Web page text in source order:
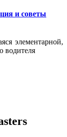
и советы
элементарной,
водителя